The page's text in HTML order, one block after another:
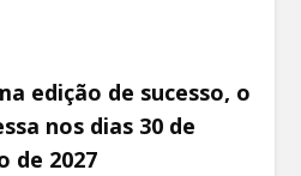
edição de sucesso, o
nos dias 30 de
de 2027